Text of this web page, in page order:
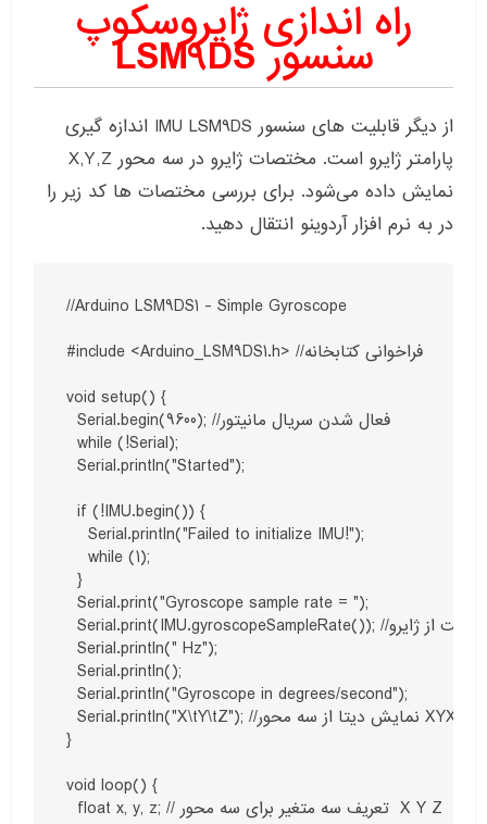
راه اندازی ژایروسکوپ
سنسورLSM9DS
از دیگر قابلیت های سنسور IMU LSM9DS اندازه گیری
پارامتر ژایرو است. مختصات ژایرو در سه محور X,Y,Z
نمایش داده می‌شود. برای بررسی مختصات ها کد زیر را
در به نرم افزار آردوینو انتقال دهید.
//Arduino LSM9DS1 - Simple Gyroscope
#include <Arduino_LSM9DS1.h> //فراخوانی کتابخانه
void setup() {
  Serial.begin(9600); //فعال شدن سریال مانیتور
  while (!Serial);
  Serial.println("Started");
  if (!IMU.begin()) {
    Serial.println("Failed to initialize IMU!");
    while (1);
  }
  Serial.print("Gyroscope sample rate = ");
  Serial.print(IMU.gyroscopeSampleRate()); //خواندن سمچل ریت از ژایرو
  Serial.println(" Hz");
  Serial.println();
  Serial.println("Gyroscope in degrees/second");
  Serial.println("X\tY\tZ"); //نمایش دیتا از سه محور XYX
}
void loop() {
  float x, y, z; // تعریف سه متغیر برای سه محور  X Y Z